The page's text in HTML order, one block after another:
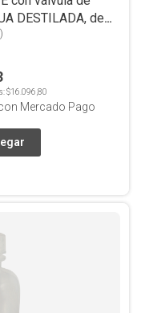
DESTILADA, de
)
$16.096,80
Mercado Pago